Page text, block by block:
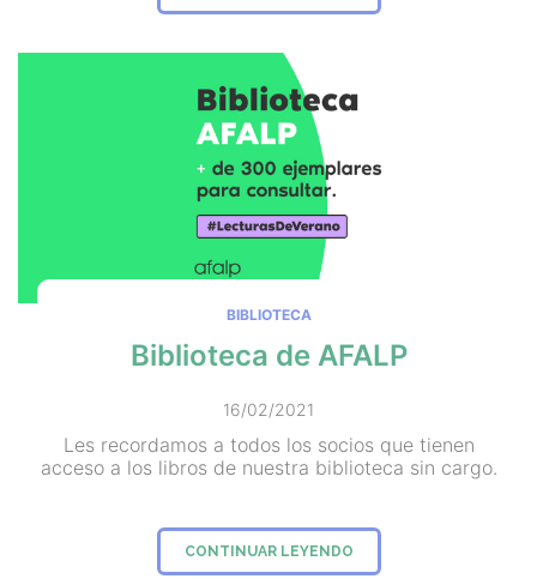
BIBLIOTECA
Biblioteca de AFALP
16/02/2021
Les recordamos a todos los socios que tienen
acceso a los libros de nuestra biblioteca sin cargo.
CONTINUAR LEYENDO